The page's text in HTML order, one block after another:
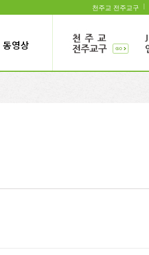
천주교 전주교구
동영상